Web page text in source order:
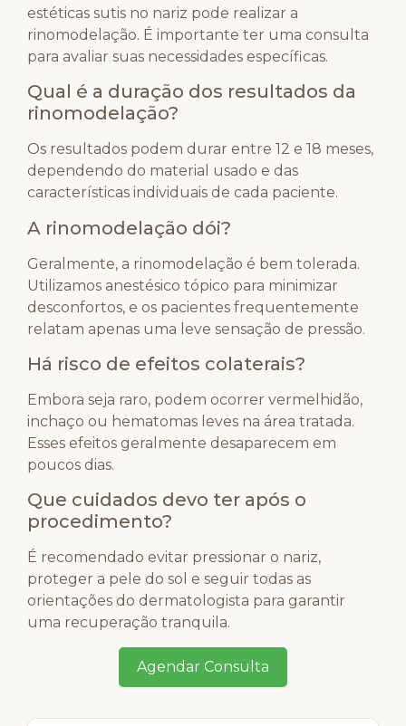
estéticas sutis no nariz pode realizar a
rinomodelação. É importante ter uma consulta
para avaliar suas necessidades específicas.
Qual é a duração dos resultados da
rinomodelação?
Os resultados podem durar entre 12 e 18 meses,
dependendo do material usado e das
características individuais de cada paciente.
A rinomodelação dói?
Geralmente, a rinomodelação é bem tolerada.
Utilizamos anestésico tópico para minimizar
desconfortos, e os pacientes frequentemente
relatam apenas uma leve sensação de pressão.
Há risco de efeitos colaterais?
Embora seja raro, podem ocorrer vermelhidão,
inchaço ou hematomas leves na área tratada.
Esses efeitos geralmente desaparecem em
poucos dias.
Que cuidados devo ter após o
procedimento?
É recomendado evitar pressionar o nariz,
proteger a pele do sol e seguir todas as
orientações do dermatologista para garantir
uma recuperação tranquila.
Agendar Consulta